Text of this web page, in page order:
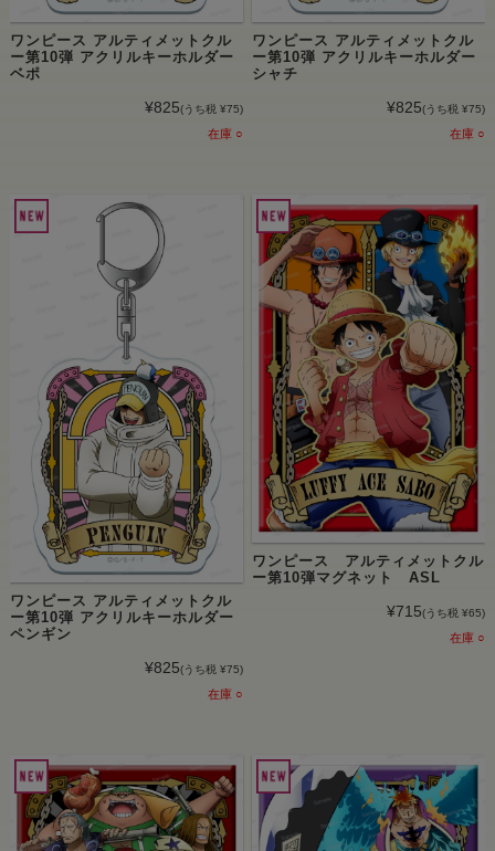
ワンピース アルティメットクル
ー第10弾 アクリルキーホルダー
ベポ
¥825(うち税 ¥75)
在庫 ○
ワンピース アルティメットクル
ー第10弾 アクリルキーホルダー
シャチ
¥825(うち税 ¥75)
在庫 ○
ワンピース アルティメットクル
ー第10弾 アクリルキーホルダー
ペンギン
¥825(うち税 ¥75)
在庫 ○
ワンピース アルティメットクル
ー第10弾マグネット ASL
¥715(うち税 ¥65)
在庫 ○